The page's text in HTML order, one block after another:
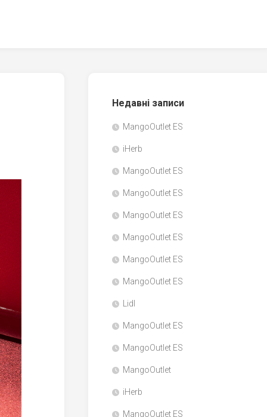
Недавні записи
MangoOutlet ES
iHerb
MangoOutlet ES
MangoOutlet ES
MangoOutlet ES
MangoOutlet ES
MangoOutlet ES
MangoOutlet ES
Lidl
MangoOutlet ES
MangoOutlet ES
MangoOutlet
iHerb
MangoOutlet ES